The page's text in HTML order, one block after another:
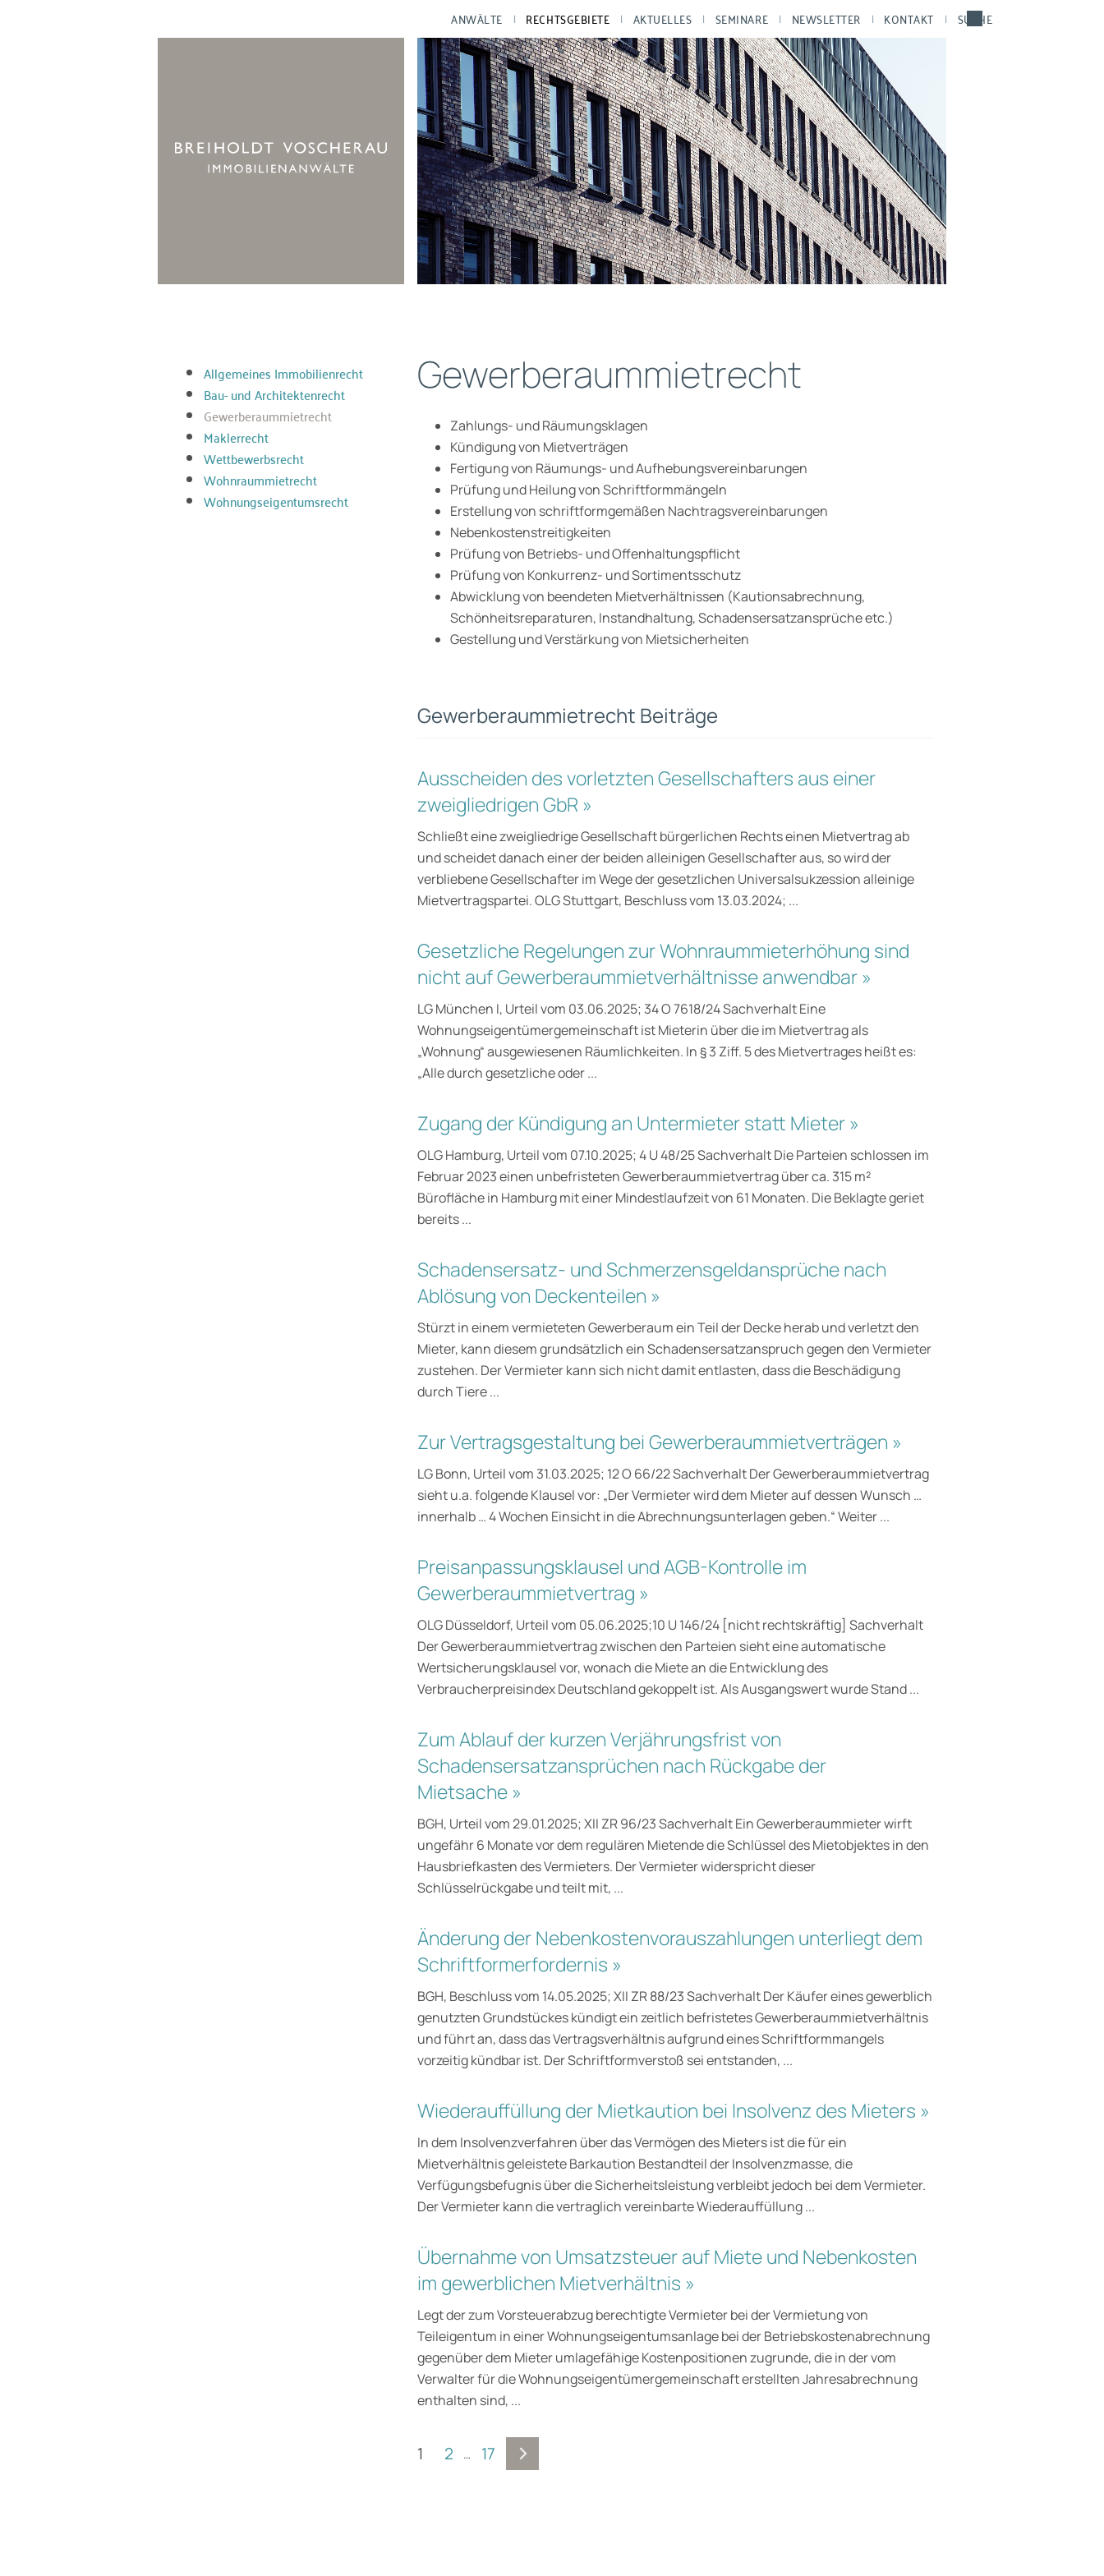
ANWÄLTE RECHTSGEBIETE AKTUELLES SEMINARE NEWSLETTER KONTAKT SUCHE
Allgemeines Immobilienrecht
Bau- und Architektenrecht
Gewerberaummietrecht
Maklerrecht
Wettbewerbsrecht
Wohnraummietrecht
Wohnungseigentumsrecht
Gewerberaummietrecht
Zahlungs- und Räumungsklagen
Kündigung von Mietverträgen
Fertigung von Räumungs- und Aufhebungsvereinbarungen
Prüfung und Heilung von Schriftformmängeln
Erstellung von schriftformgemäßen Nachtragsvereinbarungen
Nebenkostenstreitigkeiten
Prüfung von Betriebs- und Offenhaltungspflicht
Prüfung von Konkurrenz- und Sortimentsschutz
Abwicklung von beendeten Mietverhältnissen (Kautionsabrechnung,
Schönheitsreparaturen, Instandhaltung, Schadensersatzansprüche etc.)
Gestellung und Verstärkung von Mietsicherheiten
Gewerberaummietrecht Beiträge
Ausscheiden des vorletzten Gesellschafters aus einer
zweigliedrigen GbR »
Schließt eine zweigliedrige Gesellschaft bürgerlichen Rechts einen Mietvertrag ab
und scheidet danach einer der beiden alleinigen Gesellschafter aus, so wird der
verbliebene Gesellschafter im Wege der gesetzlichen Universalsukzession alleinige
Mietvertragspartei. OLG Stuttgart, Beschluss vom 13.03.2024; ...
Gesetzliche Regelungen zur Wohnraummieterhöhung sind
nicht auf Gewerberaummietverhältnisse anwendbar »
LG München I, Urteil vom 03.06.2025; 34 O 7618/24 Sachverhalt Eine
Wohnungseigentümergemeinschaft ist Mieterin über die im Mietvertrag als
„Wohnung“ ausgewiesenen Räumlichkeiten. In § 3 Ziff. 5 des Mietvertrages heißt es:
„Alle durch gesetzliche oder ...
Zugang der Kündigung an Untermieter statt Mieter »
OLG Hamburg, Urteil vom 07.10.2025; 4 U 48/25 Sachverhalt Die Parteien schlossen im
Februar 2023 einen unbefristeten Gewerberaummietvertrag über ca. 315 m²
Bürofläche in Hamburg mit einer Mindestlaufzeit von 61 Monaten. Die Beklagte geriet
bereits ...
Schadensersatz- und Schmerzensgeldansprüche nach
Ablösung von Deckenteilen »
Stürzt in einem vermieteten Gewerberaum ein Teil der Decke herab und verletzt den
Mieter, kann diesem grundsätzlich ein Schadensersatzanspruch gegen den Vermieter
zustehen. Der Vermieter kann sich nicht damit entlasten, dass die Beschädigung
durch Tiere ...
Zur Vertragsgestaltung bei Gewerberaummietverträgen »
LG Bonn, Urteil vom 31.03.2025; 12 O 66/22 Sachverhalt Der Gewerberaummietvertrag
sieht u.a. folgende Klausel vor: „Der Vermieter wird dem Mieter auf dessen Wunsch …
innerhalb … 4 Wochen Einsicht in die Abrechnungsunterlagen geben.“ Weiter ...
Preisanpassungsklausel und AGB-Kontrolle im
Gewerberaummietvertrag »
OLG Düsseldorf, Urteil vom 05.06.2025;10 U 146/24 [nicht rechtskräftig] Sachverhalt
Der Gewerberaummietvertrag zwischen den Parteien sieht eine automatische
Wertsicherungsklausel vor, wonach die Miete an die Entwicklung des
Verbraucherpreisindex Deutschland gekoppelt ist. Als Ausgangswert wurde Stand ...
Zum Ablauf der kurzen Verjährungsfrist von
Schadensersatzansprüchen nach Rückgabe der
Mietsache »
BGH, Urteil vom 29.01.2025; XII ZR 96/23 Sachverhalt Ein Gewerberaummieter wirft
ungefähr 6 Monate vor dem regulären Mietende die Schlüssel des Mietobjektes in den
Hausbriefkasten des Vermieters. Der Vermieter widerspricht dieser
Schlüsselrückgabe und teilt mit, ...
Änderung der Nebenkostenvorauszahlungen unterliegt dem
Schriftformerfordernis »
BGH, Beschluss vom 14.05.2025; XII ZR 88/23 Sachverhalt Der Käufer eines gewerblich
genutzten Grundstückes kündigt ein zeitlich befristetes Gewerberaummietverhältnis
und führt an, dass das Vertragsverhältnis aufgrund eines Schriftformmangels
vorzeitig kündbar ist. Der Schriftformverstoß sei entstanden, ...
Wiederauffüllung der Mietkaution bei Insolvenz des Mieters »
In dem Insolvenzverfahren über das Vermögen des Mieters ist die für ein
Mietverhältnis geleistete Barkaution Bestandteil der Insolvenzmasse, die
Verfügungsbefugnis über die Sicherheitsleistung verbleibt jedoch bei dem Vermieter.
Der Vermieter kann die vertraglich vereinbarte Wiederauffüllung ...
Übernahme von Umsatzsteuer auf Miete und Nebenkosten
im gewerblichen Mietverhältnis »
Legt der zum Vorsteuerabzug berechtigte Vermieter bei der Vermietung von
Teileigentum in einer Wohnungseigentumsanlage bei der Betriebskostenabrechnung
gegenüber dem Mieter umlagefähige Kostenpositionen zugrunde, die in der vom
Verwalter für die Wohnungseigentümergemeinschaft erstellten Jahresabrechnung
enthalten sind, ...
1 2 … 17